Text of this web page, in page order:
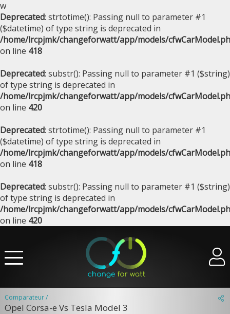
w
Deprecated: strtotime(): Passing null to parameter #1
($datetime) of type string is deprecated in
/home/lrcpjmk/changeforwatt/app/models/
on line 418
Deprecated: substr(): Passing null to parameter #1 ($string)
of type string is deprecated in
/home/lrcpjmk/changeforwatt/app/models/
on line 420
Deprecated: strtotime(): Passing null to parameter #1
($datetime) of type string is deprecated in
/home/lrcpjmk/changeforwatt/app/models/
on line 418
Deprecated: substr(): Passing null to parameter #1 ($string)
of type string is deprecated in
/home/lrcpjmk/changeforwatt/app/models/
on line 420
Comparateur /
Opel Corsa-e Vs Tesla Model 3